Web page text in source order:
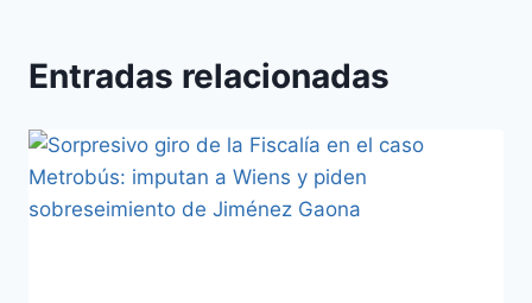
Entradas relacionadas